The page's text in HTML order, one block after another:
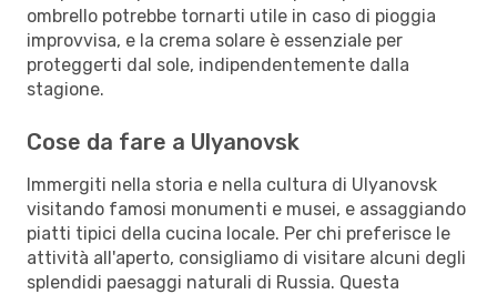
ombrello potrebbe tornarti utile in caso di pioggia
improvvisa, e la crema solare è essenziale per
proteggerti dal sole, indipendentemente dalla
stagione.
Cose da fare a Ulyanovsk
Immergiti nella storia e nella cultura di Ulyanovsk
visitando famosi monumenti e musei, e assaggiando
piatti tipici della cucina locale. Per chi preferisce le
attività all'aperto, consigliamo di visitare alcuni degli
splendidi paesaggi naturali di Russia. Questa